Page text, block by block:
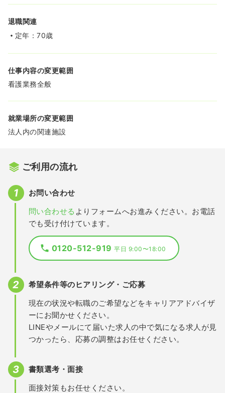
退職関連
定年：70歳
仕事内容の変更範囲
看護業務全般
就業場所の変更範囲
法人内の関連施設
ご利用の流れ
お問い合わせ
問い合わせる よりフォームへお進みください。お電話
でも受け付けています。
0120-512-919平日 9:00〜18:00
希望条件等のヒアリング・ご応募
現在の状況や転職のご希望などをキャリアアドバイザ
ーにお聞かせください。
LINEやメールにて届いた求人の中で気になる求人が見
つかったら、応募の調整はお任せください。
書類選考・面接
面接対策もお任せください。